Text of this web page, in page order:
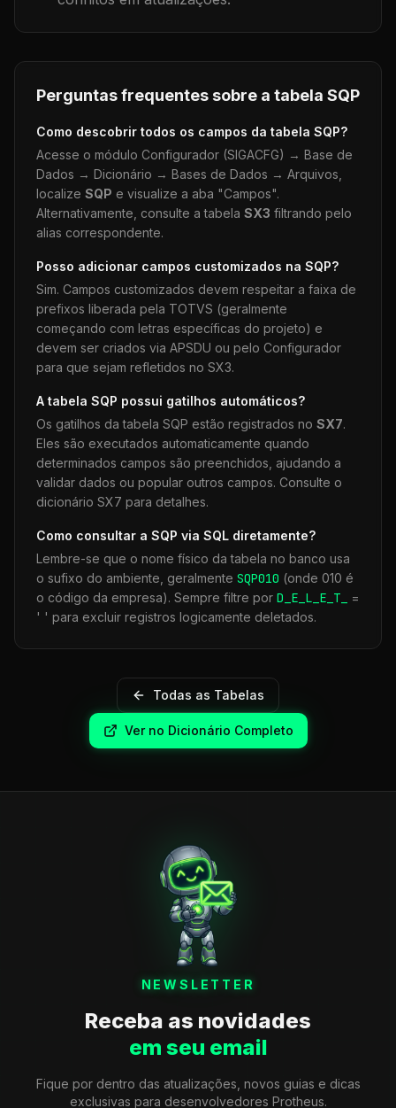
Perguntas frequentes sobre a tabela SQP
Como descobrir todos os campos da tabela SQP?
Acesse o módulo Configurador (SIGACFG) → Base de
Dados → Dicionário → Bases de Dados → Arquivos,
localize SQP e visualize a aba "Campos".
Alternativamente, consulte a tabela SX3 filtrando pelo
alias correspondente.
Posso adicionar campos customizados na SQP?
Sim. Campos customizados devem respeitar a faixa de
prefixos liberada pela TOTVS (geralmente
começando com letras específicas do projeto) e
devem ser criados via APSDU ou pelo Configurador
para que sejam refletidos no SX3.
A tabela SQP possui gatilhos automáticos?
Os gatilhos da tabela SQP estão registrados no SX7.
Eles são executados automaticamente quando
determinados campos são preenchidos, ajudando a
validar dados ou popular outros campos. Consulte o
dicionário SX7 para detalhes.
Como consultar a SQP via SQL diretamente?
Lembre-se que o nome físico da tabela no banco usa
o sufixo do ambiente, geralmente SQP010 (onde 010 é
o código da empresa). Sempre filtre por D_E_L_E_T_
=
' ' para excluir registros logicamente deletados.
Todas as Tabelas
Ver no Dicionário Completo
NEWSLETTER
Receba as novidades
em seu email
Fique por dentro das atualizações, novos guias e dicas
exclusivas para desenvolvedores Protheus.